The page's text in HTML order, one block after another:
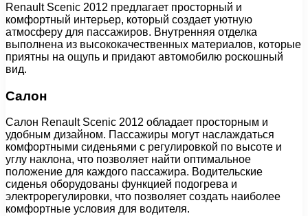
Renault Scenic 2012 предлагает просторный и
комфортный интерьер, который создает уютную
атмосферу для пассажиров. Внутренняя отделка
выполнена из высококачественных материалов, которые
приятны на ощупь и придают автомобилю роскошный
вид.
Салон
Салон Renault Scenic 2012 обладает просторным и
удобным дизайном. Пассажиры могут наслаждаться
комфортными сиденьями с регулировкой по высоте и
углу наклона, что позволяет найти оптимальное
положение для каждого пассажира. Водительские
сиденья оборудованы функцией подогрева и
электрорегулировки, что позволяет создать наиболее
комфортные условия для водителя.